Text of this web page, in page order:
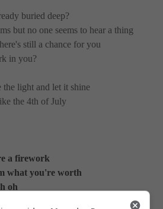
buried deep?
but no one seems to hear a thing
still a chance for you
in you?
the light and let it shine
the 4th of July
a firework
what you're worth
oh